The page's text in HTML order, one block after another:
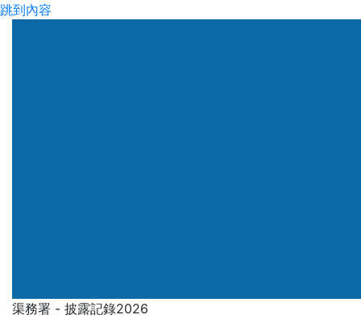
跳到內容
渠務署 - 披露記錄2026